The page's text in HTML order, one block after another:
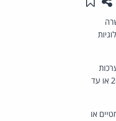
אלה בשטח בית הספר ומהן ההגבלות שיוטלו עליהן. החוק חל גם על בתי ספר פרטיים ותוקפו יפוג בחודש יולי 2022 או עד
או